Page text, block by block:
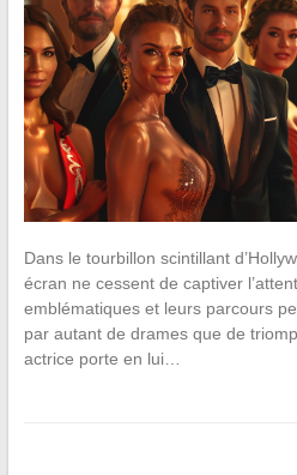
Dans le tourbillon scintillant
écran ne cessent de captiver
emblématiques et leurs parcours
par autant de drames que de
actrice porte en lui…